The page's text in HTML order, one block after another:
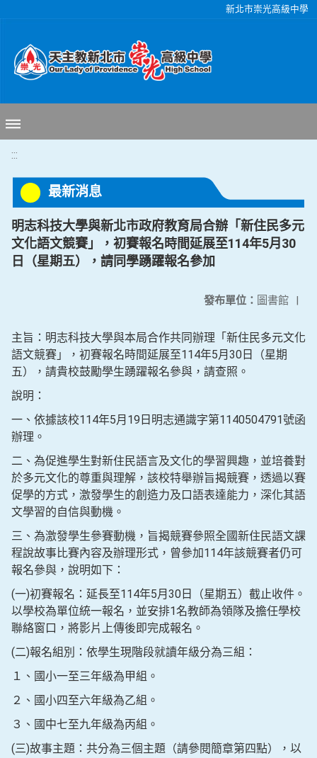
新北市崇光高級中學
:::
最新消息
明志科技大學與新北市政府教育局合辦「新住民多元
文化語文競賽」，初賽報名時間延展至114年5月30
日（星期五），請同學踴躍報名參加
發布單位： 圖書館 |
主旨：明志科技大學與本局合作共同辦理「新住民多元文化
語文競賽」，初賽報名時間延展至114年5月30日（星期
五），請貴校鼓勵學生踴躍報名參與，請查照。
說明：
一、依據該校114年5月19日明志通識字第1140504791號函
辦理。
二、為促進學生對新住民語言及文化的學習興趣，並培養對
於多元文化的尊重與理解，該校特舉辦旨揭競賽，透過以賽
促學的方式，激發學生的創造力及口語表達能力，深化其語
文學習的自信與動機。
三、為激發學生參賽動機，旨揭競賽參照全國新住民語文課
程說故事比賽內容及辦理形式，曾參加114年該競賽者仍可
報名參與，說明如下：
(一)初賽報名：延長至114年5月30日（星期五）截止收件。
以學校為單位統一報名，並安排1名教師為領隊及擔任學校
聯絡窗口，將影片上傳後即完成報名。
(二)報名組別：依學生現階段就讀年級分為三組：
１、國小一至三年級為甲組。
２、國小四至六年級為乙組。
３、國中七至九年級為丙組。
(三)故事主題：共分為三個主題（請參閱簡章第四點），以